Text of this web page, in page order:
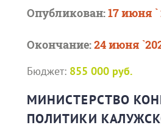
Опубликован:17 июня `
Окончание:24 июня
Бюджет: 855 000 руб.
МИНИСТЕРСТВО
ПОЛИТИКИ